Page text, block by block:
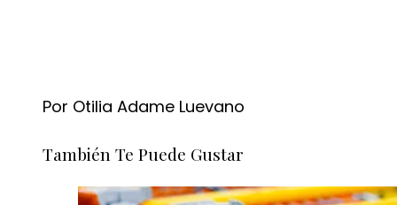
Por Otilia Adame Luevano
También Te Puede Gustar